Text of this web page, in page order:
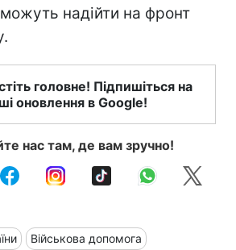
можуть надійти на фронт
головне! Підпишіться на
оновлення в Google!
нас там, де вам зручно!
Військова допомога